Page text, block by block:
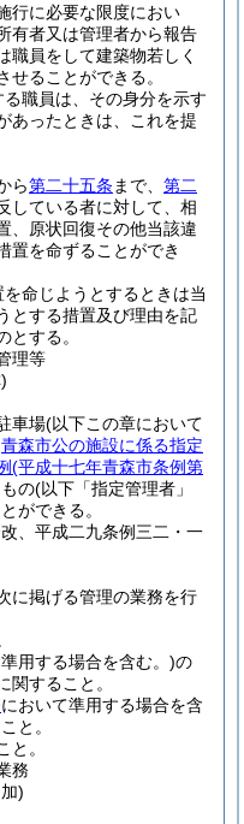
行に必要な限度におい
有者又は管理者から報告
職員をして建築物若しく
せることができる。
職員は、その身分を示す
あったときは、これを提
ら第二十五条 まで、 第二
している者に対して、相
、原状回復その他当該違
置を命ずることができ
命じようとするときは当
とする措置及び理由を記
とする。
理等
車場(以下この章において
青森市公の施設に係る指定
(平成十七年青森市条例第
の(以下「指定管理者」
ができる。
、平成二九条例三二・一
に掲げる管理の業務を行
用する場合を含む。)の
関すること。
において準用する場合を含
と。
と。
務
)